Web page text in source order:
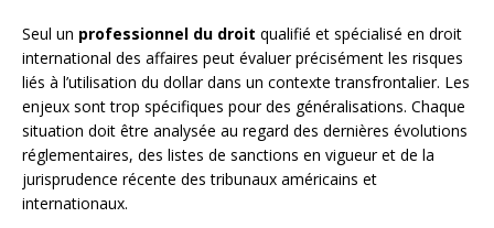
Seul un professionnel du droit qualifié et spécialisé en droit
international des affaires peut évaluer précisément les risques
liés à l’utilisation du dollar dans un contexte transfrontalier. Les
enjeux sont trop spécifiques pour des généralisations. Chaque
situation doit être analysée au regard des dernières évolutions
réglementaires, des listes de sanctions en vigueur et de la
jurisprudence récente des tribunaux américains et
internationaux.